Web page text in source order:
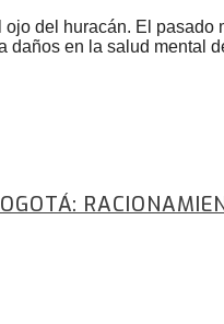
ojo del huracán. El
daños en la salud mental